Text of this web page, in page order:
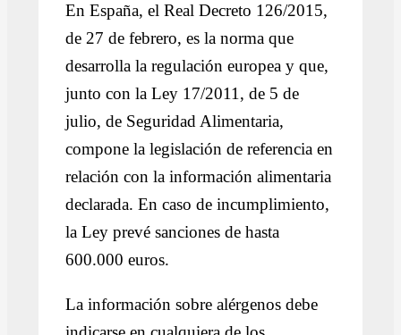
En España, el Real Decreto 126/2015,
de 27 de febrero, es la norma que
desarrolla la regulación europea y que,
junto con la Ley 17/2011, de 5 de
julio, de Seguridad Alimentaria,
compone la legislación de referencia en
relación con la información alimentaria
declarada. En caso de incumplimiento,
la Ley prevé sanciones de hasta
600.000 euros.
La información sobre alérgenos debe